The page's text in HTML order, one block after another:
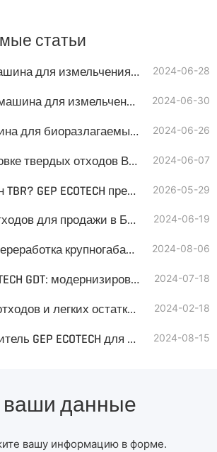
статьи
Сверхмощная машина для измельчения растительных материалов 2024-06-28
Промышленная машина для измельчения компоста GEP ECOTECH 2024-06-30
Шредерная машина для биоразлагаемых отходов 2024-06-26
Завод по сортировке твердых отходов Введение 2024-06-07
Переработка шин TBR? GEP ECOTECH предлагает комплексное и прибыльное решение 2026-05-29
Измельчитель отходов для продажи в Беларуси 2024-06-19
Измельчение и переработка крупногабаритных отходов 2024-08-06
Шредер GEP ECOTECH GDT: модернизированное решение для использованных шин 2024-07-18
Использование отходов и легких остатков целлюлозы бумажных фабрик в качестве альтернативного топлива 2024-02-18
Мелкий измельчитель GEP ECOTECH для переработки отходов сельскохозяйственной пленки 2024-08-15
ваши данные
вашу информацию в форме.